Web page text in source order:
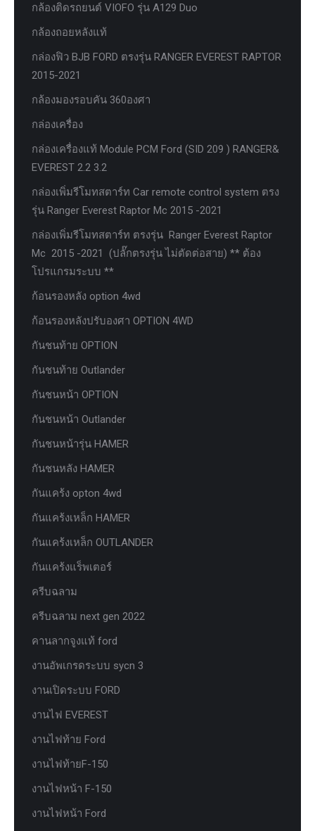
กล้องติดรถยนต์ VIOFO รุ่น A129 Duo
กล้องถอยหลังแท้
กล่องฟิว BJB FORD ตรงรุ่น RANGER EVEREST RAPTOR
2015-2021
กล้องมองรอบคัน 360องศา
กล่องเครื่อง
กล่องเครื่องแท้ Module PCM Ford (SID 209 ) RANGER&
EVEREST 2.2 3.2
กล่องเพิ่มรีโมทสตาร์ท Car remote control system ตรง
รุ่น Ranger Everest Raptor Mc 2015 -2021
กล่องเพิ่มรีโมทสตาร์ท ตรงรุ่น Ranger Everest Raptor
Mc 2015 -2021 (ปลั๊กตรงรุ่น ไม่ตัดต่อสาย) ** ต้อง
โปรแกรมระบบ **
ก้อนรองหลัง option 4wd
ก้อนรองหลังปรับองศา OPTION 4WD
กันชนท้าย OPTION
กันชนท้าย Outlander
กันชนหน้า OPTION
กันชนหน้า Outlander
กันชนหน้ารุ่น HAMER
กันชนหลัง HAMER
กันแคร้ง opton 4wd
กันแคร้งเหล็ก HAMER
กันแคร้งเหล็ก OUTLANDER
กันแคร้งแร็พเตอร์
ครีบฉลาม
ครีบฉลาม next gen 2022
คานลากจูงแท้ ford
งานอัพเกรดระบบ sycn 3
งานเปิดระบบ FORD
งานไฟ EVEREST
งานไฟท้าย Ford
งานไฟท้ายF-150
งานไฟหน้า F-150
งานไฟหน้า Ford